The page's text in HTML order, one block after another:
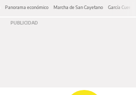
Panorama económico Marcha de San Cayetano García Cuerva